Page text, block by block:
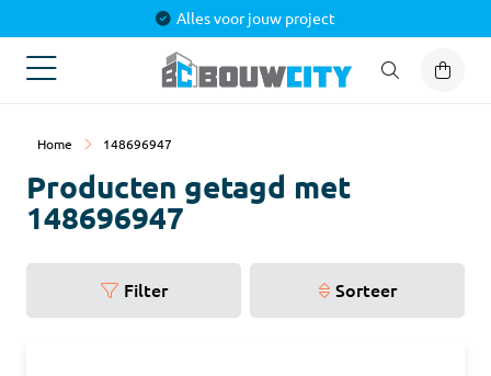
Alles voor jouw project
Home 148696947
Producten getagd met
148696947
Filter Sorteer